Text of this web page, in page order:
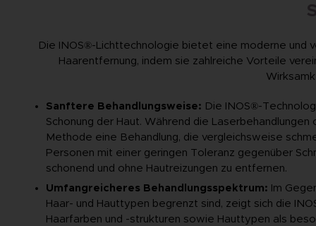
Die INOS®-Lichttechnologie bietet eine moderne und
Haarentfernung, indem sie zahlreiche Vorteile
Sanftere Behandlungsweise: Die INOS®-
Schonung der Haut. Während die
Methode eine Behandlung, die vergleichsweise
Personen mit einer geringen Toleranz gegenüber
schonend und ohne Hautreizungen zu entfernen.
Umfangreicheres Behandlungsspektrum: Im
Haar- und Hauttypen begrenzt sind, zeigt sich die
Haarfarben und -strukturen sowie Hauttypen als